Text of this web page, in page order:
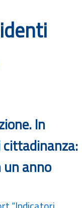
In
cittadinanza:
anno